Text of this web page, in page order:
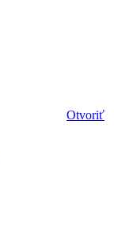
Otvoriť